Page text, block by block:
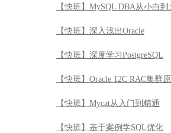
【快班】MySQL DBA从小白
【快班】深入浅出Oracle
【快班】深度学习PostgreSQL
【快班】Oracle 12C RAC集群
【快班】Mycat从入门到精通
【快班】基于案例学SQL优化